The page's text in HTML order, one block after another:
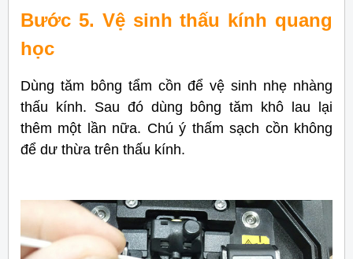
Bước 5. Vệ sinh thấu kính quang
học
Dùng tăm bông tẩm cồn để vệ sinh nhẹ nhàng
thấu kính. Sau đó dùng bông tăm khô lau lại
thêm một lần nữa. Chú ý thấm sạch cồn không
để dư thừa trên thấu kính.